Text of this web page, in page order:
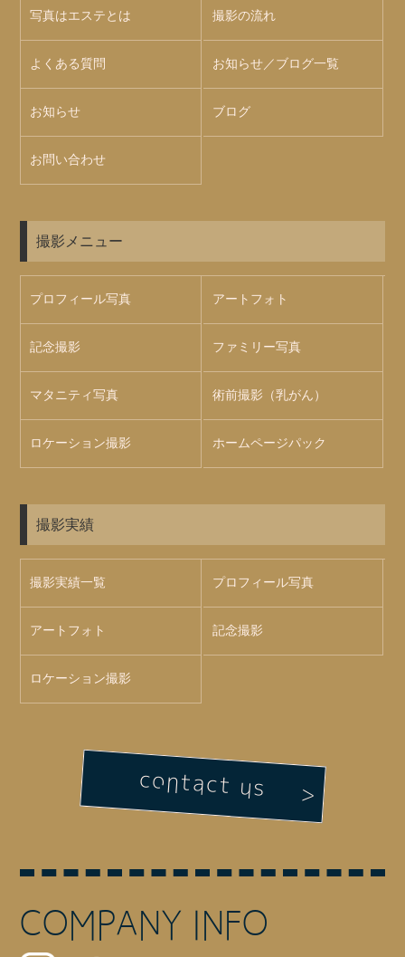
写真はエステとは 撮影の流れ
よくある質問 お知らせ／ブログ一覧
お知らせ ブログ
お問い合わせ
撮影メニュー
プロフィール写真 アートフォト
記念撮影 ファミリー写真
マタニティ写真 術前撮影（乳がん）
ロケーション撮影 ホームページパック
撮影実績
撮影実績一覧 プロフィール写真
アートフォト 記念撮影
ロケーション撮影
contact us
COMPANY INFO